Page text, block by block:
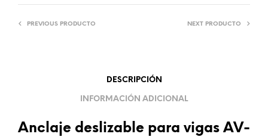
PREVIOUS PRODUCTO NEXT PRODUCTO
DESCRIPCIÓN
INFORMACIÓN ADICIONAL
Anclaje deslizable para vigas AV-